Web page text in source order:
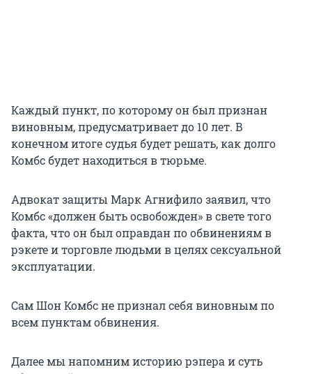
Каждый пункт, по которому он был признан
виновным, предусматривает до 10 лет. В
конечном итоге судья будет решать, как долго
Комбс будет находиться в тюрьме.
Адвокат защиты Марк Агнифило заявил, что
Комбс «должен быть освобожден» в свете того
факта, что он был оправдан по обвинениям в
рэкете и торговле людьми в целях сексуальной
эксплуатации.
Сам Шон Комбс не признал себя виновным по
всем пунктам обвинения.
Далее мы напомним историю рэпера и суть